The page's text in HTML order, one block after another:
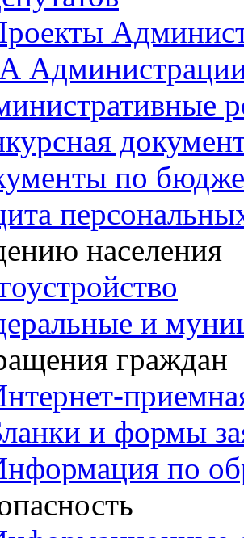
по
населения
и
граждан
и формы
по